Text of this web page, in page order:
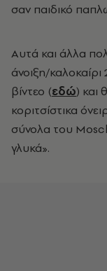
σαν παιδικό
Αυτά και άλλα
άνοιξη/
βίντεο (εδώ) και
κοριτσίστικα
σύνολα του
γλυκά».